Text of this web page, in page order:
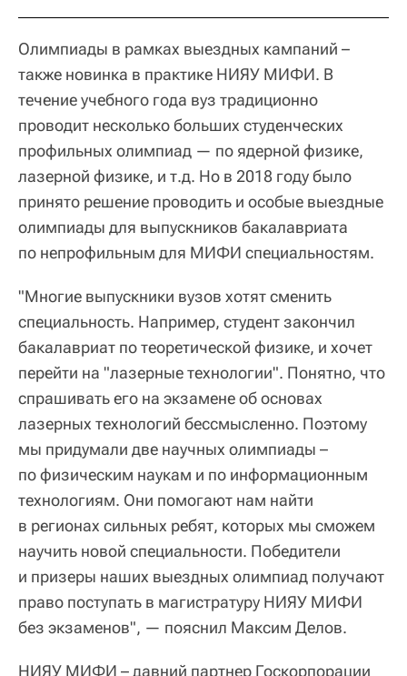
Олимпиады в рамках выездных кампаний –
также новинка в практике НИЯУ МИФИ. В
течение учебного года вуз традиционно
проводит несколько больших студенческих
профильных олимпиад — по ядерной физике,
лазерной физике, и т.д. Но в 2018 году было
принято решение проводить и особые выездные
олимпиады для выпускников бакалавриата
по непрофильным для МИФИ специальностям.
"Многие выпускники вузов хотят сменить
специальность. Например, студент закончил
бакалавриат по теоретической физике, и хочет
перейти на "лазерные технологии". Понятно, что
спрашивать его на экзамене об основах
лазерных технологий бессмысленно. Поэтому
мы придумали две научных олимпиады –
по физическим наукам и по информационным
технологиям. Они помогают нам найти
в регионах сильных ребят, которых мы сможем
научить новой специальности. Победители
и призеры наших выездных олимпиад получают
право поступать в магистратуру НИЯУ МИФИ
без экзаменов", — пояснил Максим Делов.
НИЯУ МИФИ – давний партнер Госкорпорации